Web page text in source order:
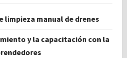
limpieza manual de drenes
y la capacitación con la